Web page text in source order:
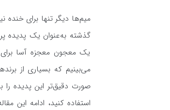
میم‌ها دیگر تنها برای خنده
گذشته به‌عنوان یک پدیده
یک معجون معجزه آسا
می‌بینیم که بسیاری از
صورت دقیق‌تر این پدیده را
استفاده کنید، ادامه این